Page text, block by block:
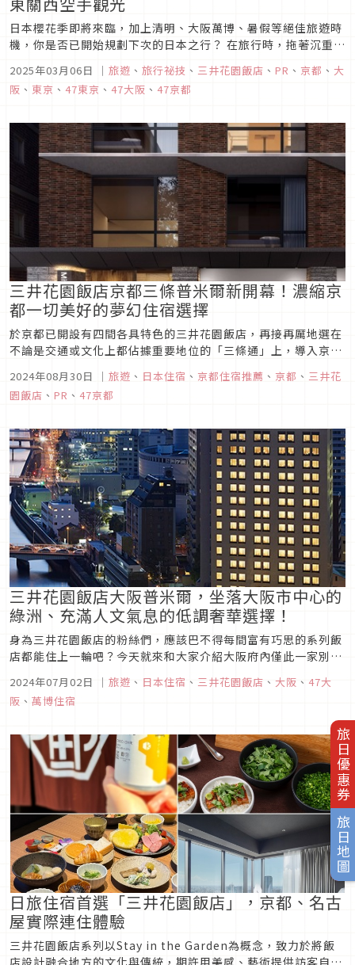
旅日優惠券
旅日地圖
日本櫻花季即將來臨，加上清明、大阪萬博、暑假等絕佳旅遊時
機，你是否已開始規劃下次的日本之行？ 在旅行時，拖著沉重的
行李箱四處奔波，想必是最令人感到麻煩困擾的事情吧？為了讓
旅客在入住時能夠享受更舒適便捷的服務，日本三井花園飯店與
賽萊斯廷飯店隆重推出「InterCity Hotel Baggage...
2025年03月06日 ｜ 旅遊 、 旅行祕技 、 三井花園飯店 、 PR 、 京都 、 大
阪 、 東京 、 47東京 、 47大阪 、 47京都
三井花園飯店京都三條普米爾新開幕！濃縮京
都一切美好的夢幻住宿選擇
於京都已開設有四間各具特色的三井花園飯店，再接再厲地選在
不論是交通或文化上都佔據重要地位的「三條通」上，導入京都
爾」，於七月盛大開幕！
2024年08月30日 ｜ 旅遊 、 日本住宿 、 京都住宿推薦 、 京都 、 三井花
園飯店 、 PR 、 47京都
三井花園飯店大阪普米爾，坐落大阪市中心的
綠洲、充滿人文氣息的低調奢華選擇！
身為三井花園飯店的粉絲們，應該巴不得每間富有巧思的系列飯
店都能住上一輪吧？今天就來和大家介紹大阪府內僅此一家別無
2024年07月02日 ｜ 旅遊 、 日本住宿 、 三井花園飯店 、 大阪 、 47大
阪 、 萬博住宿
日旅住宿首選「三井花園飯店」，京都、名古
屋實際連住體驗
三井花園飯店系列以Stay in the Garden為概念，致力於將飯
店設計融合地方的文化與傳統，期許用美感、藝術提供訪客自